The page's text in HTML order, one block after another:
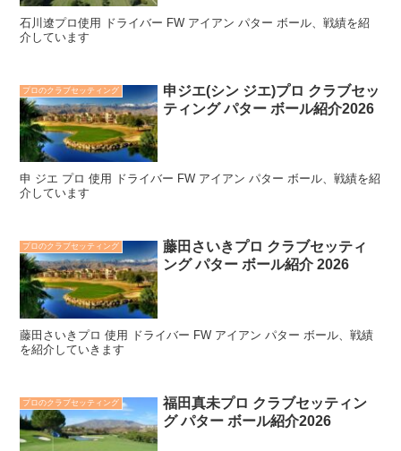
石川遼プロ使用 ドライバー FW アイアン パター ボール、戦績を紹
介しています
プロのクラブセッティング
申ジエ(シン ジエ)プロ クラブセッ
ティング パター ボール紹介2026
申 ジエ プロ 使用 ドライバー FW アイアン パター ボール、戦績を紹
介しています
プロのクラブセッティング
藤田さいきプロ クラブセッティ
ング パター ボール紹介 2026
藤田さいきプロ 使用 ドライバー FW アイアン パター ボール、戦績
を紹介していきます
プロのクラブセッティング
福田真未プロ クラブセッティン
グ パター ボール紹介2026